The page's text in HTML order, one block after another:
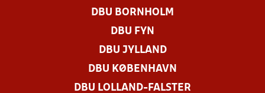
DBU BORNHOLM
DBU FYN
DBU JYLLAND
DBU KØBENHAVN
DBU LOLLAND-FALSTER